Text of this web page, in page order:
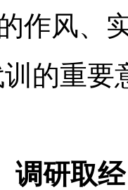
作风、
的重要
调研取